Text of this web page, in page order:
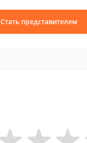
Стать представителем